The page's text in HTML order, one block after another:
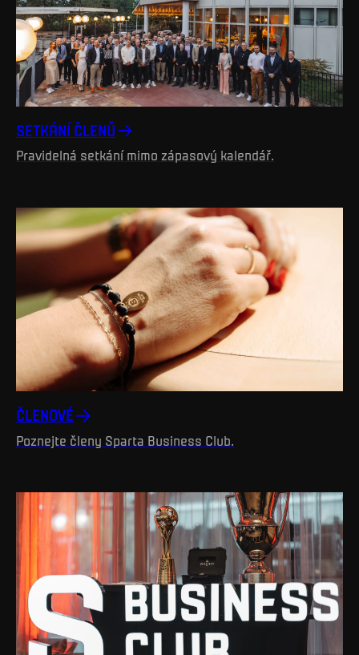
SETKÁNÍ ČLENŮ
Pravidelná setkání mimo zápasový kalendář.
ČLENOVÉ
Poznejte členy Sparta Business Club.